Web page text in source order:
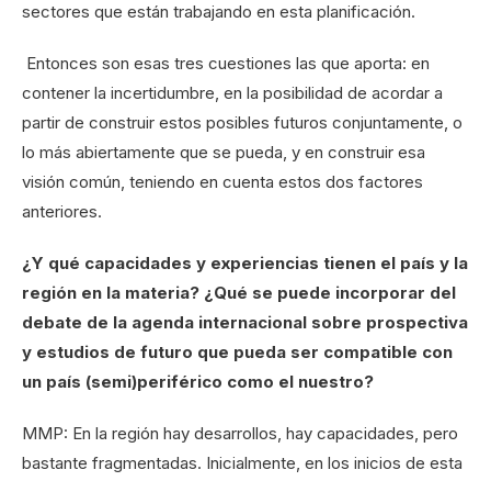
sectores que están trabajando en esta planificación.
Entonces son esas tres cuestiones las que aporta: en
contener la incertidumbre, en la posibilidad de acordar a
partir de construir estos posibles futuros conjuntamente, o
lo más abiertamente que se pueda, y en construir esa
visión común, teniendo en cuenta estos dos factores
anteriores.
¿Y qué capacidades y experiencias tienen el país y la
región en la materia? ¿Qué se puede incorporar del
debate de la agenda internacional sobre prospectiva
y estudios de futuro que pueda ser compatible con
un país (semi)periférico como el nuestro?
MMP: En la región hay desarrollos, hay capacidades, pero
bastante fragmentadas. Inicialmente, en los inicios de esta